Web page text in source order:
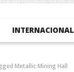
INTERNACIONAL
Metallic Mining Hall